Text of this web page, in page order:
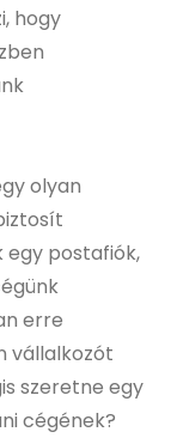
hogy
olyan
egy postafiók,
erre
vállalkozót
szeretne egy
cégének?